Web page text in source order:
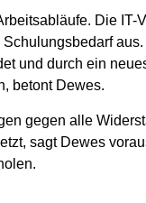
Die
und durch ein
betont Dewes.
gegen alle
sagt Dewes